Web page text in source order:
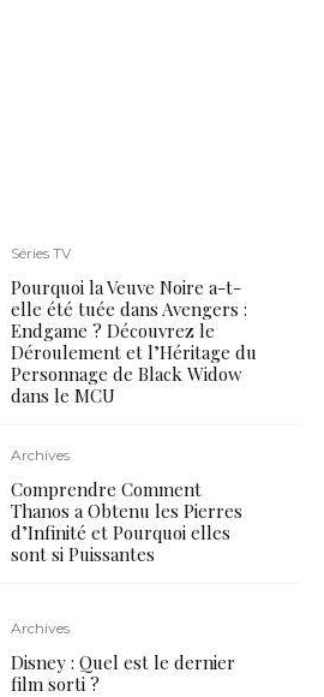
Séries TV
Pourquoi la Veuve Noire a-t-
elle été tuée dans Avengers :
Endgame ? Découvrez le
Déroulement et l’Héritage du
Personnage de Black Widow
dans le MCU
Archives
Comprendre Comment
Thanos a Obtenu les Pierres
d’Infinité et Pourquoi elles
sont si Puissantes
Archives
Disney : Quel est le dernier
film sorti ?